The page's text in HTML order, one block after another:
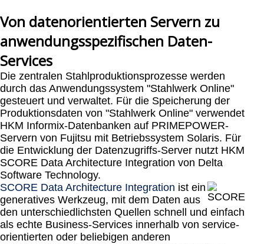
Von datenorientierten Servern zu
anwendungsspezifischen Daten-
Services
Die zentralen Stahlproduktionsprozesse werden
durch das Anwendungssystem "Stahlwerk Online"
gesteuert und verwaltet. Für die Speicherung der
Produktionsdaten von "Stahlwerk Online" verwendet
HKM Informix-Datenbanken auf PRIMEPOWER-
Servern von Fujitsu mit Betriebssystem Solaris. Für
die Entwicklung der Datenzugriffs-Server nutzt HKM
SCORE Data Architecture Integration von Delta
Software Technology.
SCORE Data Architecture Integration ist ein
generatives Werkzeug, mit dem Daten aus
den unterschiedlichsten Quellen schnell und einfach
als echte Business-Services innerhalb von service-
orientierten oder beliebigen anderen